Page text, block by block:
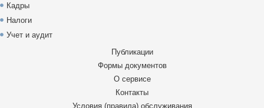
Кадры
Налоги
Учет и аудит
Публикации
Формы документов
О сервисе
Контакты
Условия (правила) обслуживания